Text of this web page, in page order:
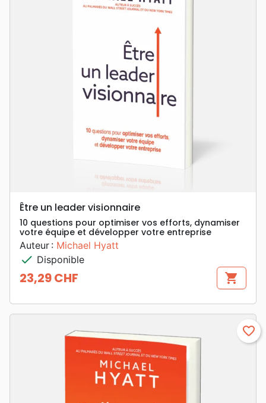
Être un leader visionnaire
10 questions pour optimiser vos efforts, dynamiser
votre équipe et développer votre entreprise
Auteur : Michael Hyatt
check Disponible
Prix
23,29 CHF shopping_cart
favorite_border